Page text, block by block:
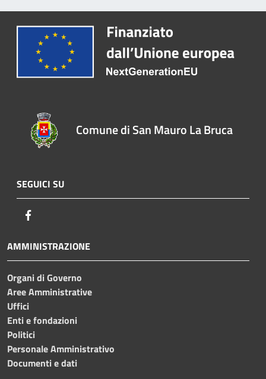
Comune di San Mauro La Bruca
SEGUICI SU
AMMINISTRAZIONE
Organi di Governo
Aree Amministrative
Uffici
Enti e fondazioni
Politici
Personale Amministrativo
Documenti e dati